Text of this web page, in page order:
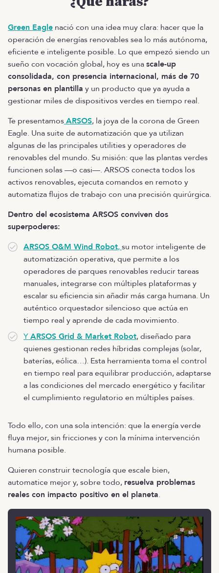
Green Eagle nació con una idea muy clara: hacer que la
operación de energías renovables sea lo más autónoma,
eficiente e inteligente posible. Lo que empezó siendo un
sueño con vocación global, hoy es unascale-up
consolidada, con presencia internacional, más de 70
personas en plantilla y un producto que ya ayuda a
gestionar miles de dispositivos verdes en tiempo real.
Te presentamosARSOS, la joya de la corona de Green
Eagle. Una suite de automatización que ya utilizan
algunas de las principales utilities y operadores de
renovables del mundo. Su misión: que las plantas verdes
funcionen solas —o casi—. ARSOS conecta todos los
activos renovables, ejecuta comandos en remoto y
automatiza flujos de trabajo con una precisión quirúrgica.
Dentro del ecosistema ARSOS conviven dos
superpoderes:
ARSOS O&M Wind Robot,su motor inteligente de
automatización operativa, que permite a los
operadores de parques renovables reducir tareas
manuales, integrarse con múltiples plataformas y
escalar su eficiencia sin añadir más carga humana. Un
auténtico orquestador silencioso que actúa en
tiempo real y aprende de cada movimiento.
YARSOS Grid & Market Robot, diseñado para
quienes gestionan redes híbridas complejas (solar,
baterías, eólica…). Esta herramienta toma el control
en tiempo real para equilibrar producción, adaptarse
a las condiciones del mercado energético y facilitar
el cumplimiento regulatorio en múltiples países.
Todo ello, con una sola intención: que la energía verde
fluya mejor, sin fricciones y con la mínima intervención
humana posible.
Quieren construir tecnología que escale bien,
automatice mejor y, sobre todo, resuelva problemas
reales con impacto positivo en el planeta.